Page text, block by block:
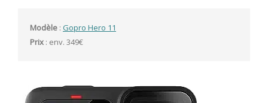
Modèle : Gopro Hero 11
Prix : env. 349€